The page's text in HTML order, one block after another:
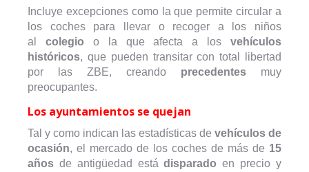
Incluye excepciones como la que permite circular a
los coches para llevar o recoger a los niños
al colegio o la que afecta a los vehículos
históricos, que pueden transitar con total libertad
por las ZBE, creando precedentes muy
preocupantes.
Los ayuntamientos se quejan
Tal y como indican las estadísticas de vehículos de
ocasión, el mercado de los coches de más de 15
años de antigüedad estádisparado en precio y